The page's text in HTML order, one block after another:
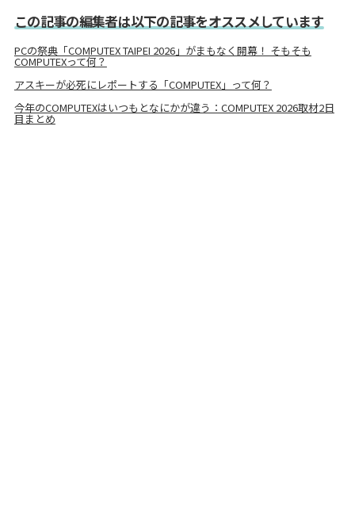
この記事の編集者は以下の記事をオススメしています
PCの祭典「COMPUTEX TAIPEI 2026」がまもなく開幕！ そもそも
COMPUTEXって何？
アスキーが必死にレポートする「COMPUTEX」って何？
今年のCOMPUTEXはいつもとなにかが違う：COMPUTEX 2026取材2日
目まとめ